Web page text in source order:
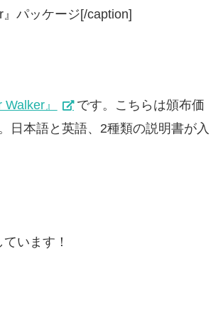
』パッケージ[/caption]
Walker』
です。こちらは頒布価
日本語と英語、2種類の説明書が入
います！